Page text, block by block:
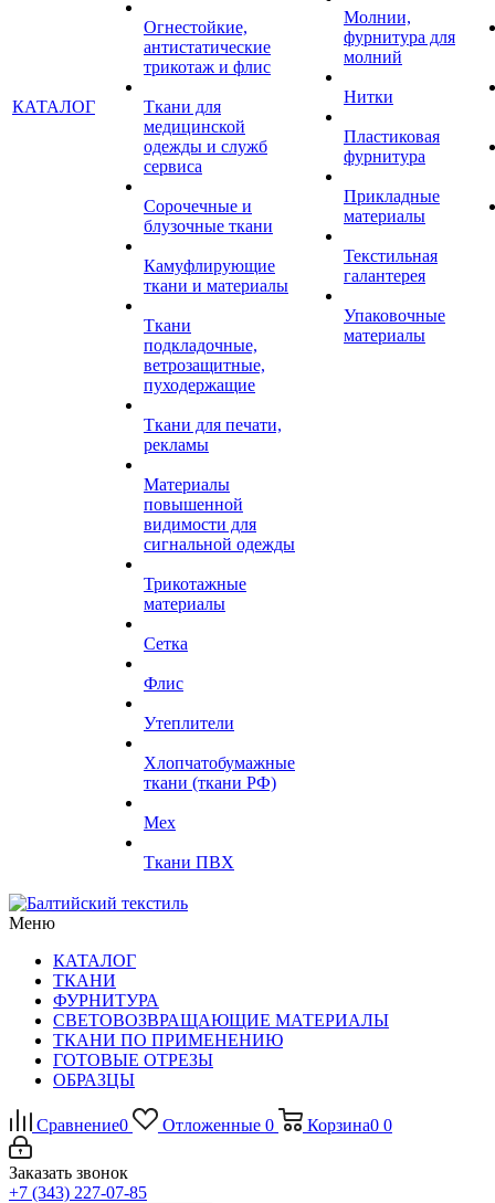
КАТАЛОГ
Огнестойкие,
антистатические
трикотаж и флис
Ткани для
медицинской
одежды и служб
сервиса
Сорочечные и
блузочные ткани
Камуфлирующие
ткани и материалы
Ткани
подкладочные,
ветрозащитные,
пуходержащие
Ткани для печати,
рекламы
Материалы
повышенной
видимости для
сигнальной одежды
Трикотажные
материалы
Сетка
Флис
Утеплители
Хлопчатобумажные
ткани (ткани РФ)
Мех
Ткани ПВХ
Молнии,
фурнитура для
молний
Нитки
Пластиковая
фурнитура
Прикладные
материалы
Текстильная
галантерея
Упаковочные
материалы
Меню
КАТАЛОГ
ТКАНИ
ФУРНИТУРА
СВЕТОВОЗВРАЩАЮЩИЕ МАТЕРИАЛЫ
ТКАНИ ПО ПРИМЕНЕНИЮ
ГОТОВЫЕ ОТРЕЗЫ
ОБРАЗЦЫ
Сравнение0 Отложенные 0 Корзина0 0
Заказать звонок
+7 (343) 227-07-85